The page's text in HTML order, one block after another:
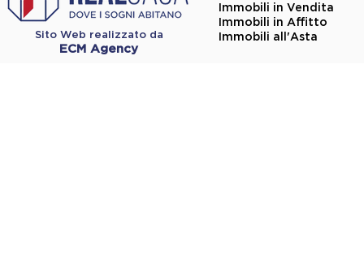
Sito Web realizzato da
ECM Agency
Immobili in Vendita
Immobili in Affitto
Immobili all'Asta